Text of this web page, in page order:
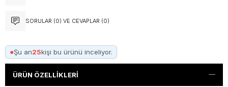
SORULAR (0) VE CEVAPLAR (0)
●Şu an25kişi bu ürünü inceliyor.
ÜRÜN ÖZELLIKLERI